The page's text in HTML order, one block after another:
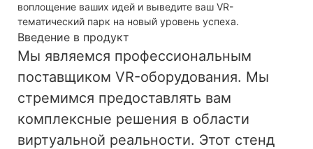
воплощение ваших идей и выведите ваш VR-
тематический парк на новый уровень успеха.
Введение в продукт
Мы являемся профессиональным
поставщиком VR-оборудования. Мы
стремимся предоставлять вам
комплексные решения в области
виртуальной реальности. Этот стенд